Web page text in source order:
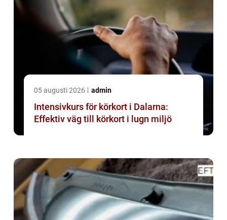
05 augusti 2026 admin
Intensivkurs för körkort i Dalarna:
Effektiv väg till körkort i lugn miljö